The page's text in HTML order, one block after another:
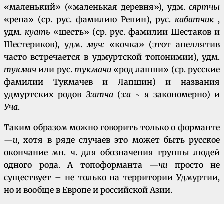
«маленький» («маленькая деревня»), удм. сяртчы
«репа» (ср. рус. фамилию Репин), рус. кабатчик ,
удм. куать «шесть» (ср. рус. фамилии Шестаков и
Шестериков), удм.муч: «кочка» (этот апеллятив
часто встречается в удмуртской топонимии), удм.
тукмачили рус. тукмачи «род лапши» (ср. русские
фамилии Тукмачев и Лапшин) и названия
удмуртских родов З:атча (з:а ~ я закономерно) и
Уча.
Таким образом можно говорить только о форманте
—и, хотя в ряде случаев это может быть русское
окончание мн. ч. для обозначения группы людей
одного рода. А топоформанта —чи просто не
существует – не только на территории Удмуртии,
но и вообще в Европе и российской Азии.